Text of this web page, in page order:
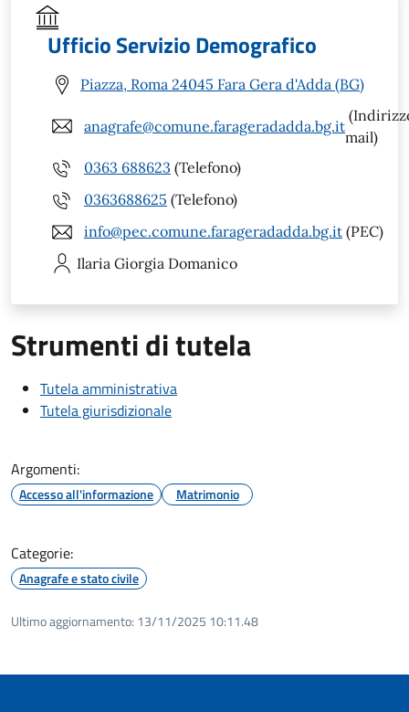
Ufficio Servizio Demografico
Piazza, Roma 24045 Fara Gera d'Adda (BG)
anagrafe@comune.farageradadda.bg.it
mail)
0363 688623 (Telefono)
0363688625 (Telefono)
info@pec.comune.farageradadda.bg.it (PEC)
Ilaria Giorgia Domanico
Strumenti di tutela
Tutela amministrativa
Tutela giurisdizionale
Argomenti:
Accesso all'informazione Matrimonio
Categorie:
Anagrafe e stato civile
Ultimo aggiornamento: 13/11/2025 10:11.48